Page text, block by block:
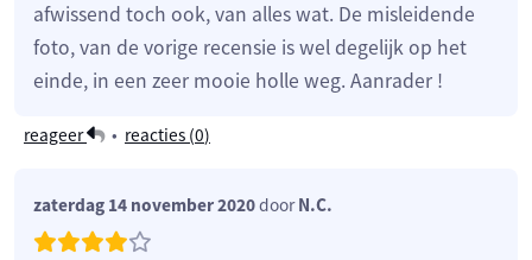
afwissend toch ook, van alles wat. De misleidende
foto, van de vorige recensie is wel degelijk op het
einde, in een zeer mooie holle weg. Aanrader !
reageer • reacties (0)
zaterdag 14 november 2020doorN.C.